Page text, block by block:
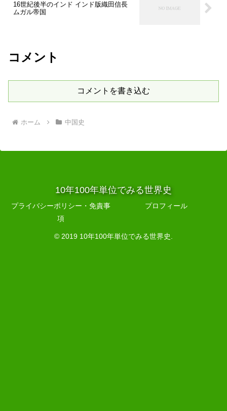
16世紀後半のインド インド版織田信長
ムガル帝国
コメント
コメントを書き込む
ホーム 中国史
10年100年単位でみる世界史
プライバシーポリシー・免責事
項
プロフィール
© 2019 10年100年単位でみる世界史.